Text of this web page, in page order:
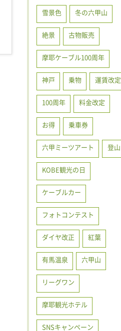
雪景色 冬の六甲山
絶景 古物販売
摩耶ケーブル100周年
神戸 乗物 運賃改定
100周年 料金改定
お得 乗車券
六甲ミーツアート 登山
KOBE観光の日
ケーブルカー
フォトコンテスト
ダイヤ改正 紅葉
有馬温泉 六甲山
リーグワン
摩耶観光ホテル
SNSキャンペーン